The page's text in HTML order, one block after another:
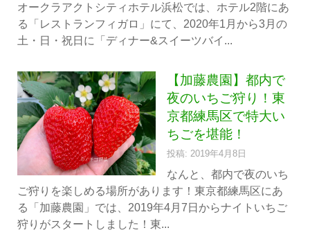
オークラアクトシティホテル浜松では、ホテル2階にあ
る「レストランフィガロ」にて、2020年1月から3月の
土・日・祝日に「ディナー&スイーツバイ...
【加藤農園】都内で
夜のいちご狩り！東
京都練馬区で特大い
ちごを堪能！
投稿: 2019年4月8日
なんと、都内で夜のいち
ご狩りを楽しめる場所があります！東京都練馬区にあ
る「加藤農園」では、2019年4月7日からナイトいちご
狩りがスタートしました！東...